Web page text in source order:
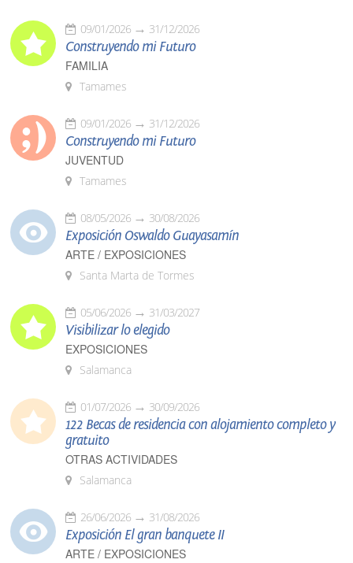
09/01/2026 31/12/2026
Construyendo mi Futuro
FAMILIA
Tamames
09/01/2026 31/12/2026
Construyendo mi Futuro
JUVENTUD
Tamames
08/05/2026 30/08/2026
Exposición Oswaldo Guayasamín
ARTE / EXPOSICIONES
Santa Marta de Tormes
05/06/2026 31/03/2027
Visibilizar lo elegido
EXPOSICIONES
Salamanca
01/07/2026 30/09/2026
122 Becas de residencia con alojamiento completo y
gratuito
OTRAS ACTIVIDADES
Salamanca
26/06/2026 31/08/2026
Exposición El gran banquete II
ARTE / EXPOSICIONES